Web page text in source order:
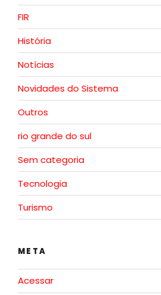
FIR
História
Notícias
Novidades do Sistema
Outros
rio grande do sul
Sem categoria
Tecnologia
Turismo
META
Acessar